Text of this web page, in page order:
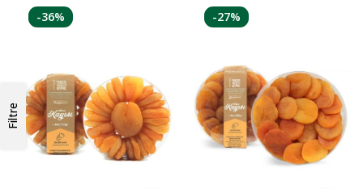
Filtre
-36% -27%